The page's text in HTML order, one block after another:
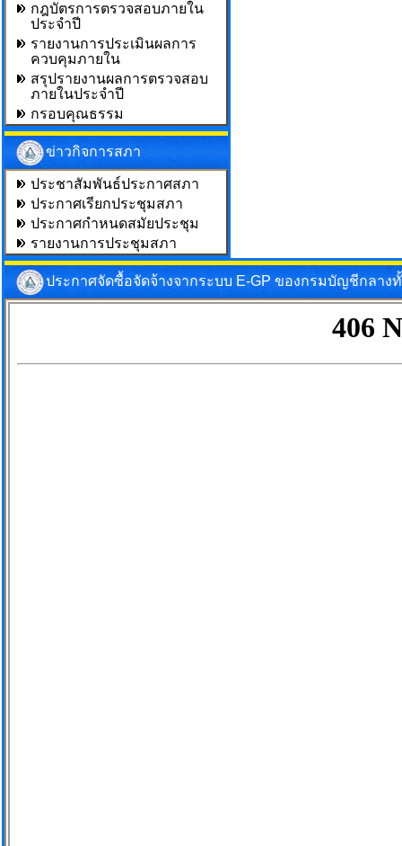
กฎบัตรการตรวจสอบภายใน
ประจำปี
รายงานการประเมินผลการ
ควบคุมภายใน
สรุปรายงานผลการตรวจสอบ
ภายในประจำปี
กรอบคุณธรรม
ข่าวกิจการสภา
ประชาสัมพันธ์ประกาศสภา
ประกาศเรียกประชุมสภา
ประกาศกำหนดสมัยประชุม
รายงานการประชุมสภา
ประกาศจัดซื้อจัดจ้างจากระบบ E-GP ของกรมบัญชีกลาง